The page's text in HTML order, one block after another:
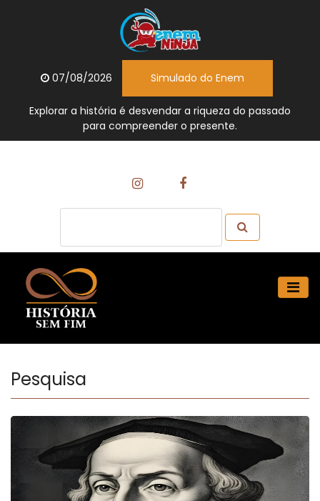
07/08/2026 Simulado do Enem
Explorar a história é desvendar a riqueza do passado
para compreender o presente.
Pesquisa